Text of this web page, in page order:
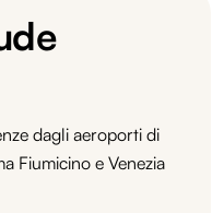
dagli aeroporti di
Fiumicino e Venezia